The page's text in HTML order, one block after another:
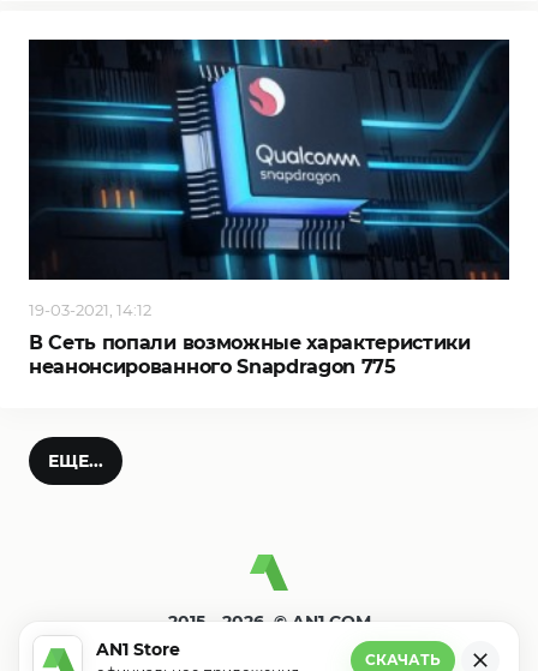
19-03-2021, 14:12
В Сеть попали возможные характеристики
неанонсированного Snapdragon 775
ЕЩЕ...
2015—2026. © AN1.COM
Игры, программы для андроид
СКАЧАТЬ
AN1 Store